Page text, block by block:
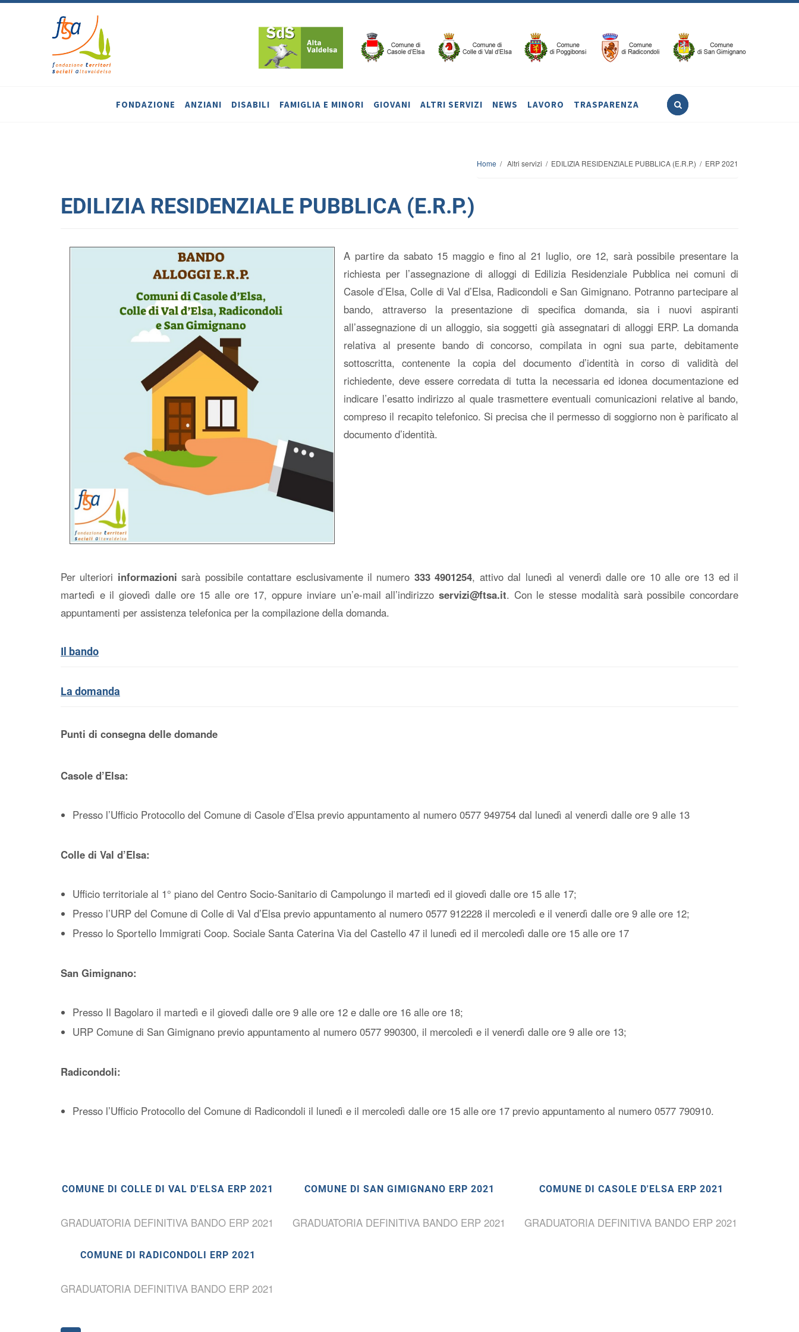
FONDAZIONE ANZIANI DISABILI FAMIGLIA E MINORI GIOVANI ALTRI SERVIZI NEWS LAVORO TRASPARENZA
Home / Altri servizi / EDILIZIA RESIDENZIALE PUBBLICA (E.R.P.) / ERP 2021
EDILIZIA RESIDENZIALE PUBBLICA (E.R.P.)
A partire da sabato 15 maggio e fino al 21 luglio, ore 12, sarà possibile presentare la
richiesta per l’assegnazione di alloggi di Edilizia Residenziale Pubblica nei comuni di
Casole d’Elsa, Colle di Val d’Elsa, Radicondoli e San Gimignano. Potranno partecipare al
bando, attraverso la presentazione di specifica domanda, sia i nuovi aspiranti
all’assegnazione di un alloggio, sia soggetti già assegnatari di alloggi ERP. La domanda
relativa al presente bando di concorso, compilata in ogni sua parte, debitamente
sottoscritta, contenente la copia del documento d’identità in corso di validità del
richiedente, deve essere corredata di tutta la necessaria ed idonea documentazione ed
indicare l’esatto indirizzo al quale trasmettere eventuali comunicazioni relative al bando,
compreso il recapito telefonico. Si precisa che il permesso di soggiorno non è parificato al
documento d’identità.
Per ulteriori informazioni sarà possibile contattare esclusivamente il numero 333 4901254, attivo dal lunedì al venerdì dalle ore 10 alle ore 13 ed il
martedì e il giovedì dalle ore 15 alle ore 17, oppure inviare un’e-mail all’indirizzo servizi@ftsa.it. Con le stesse modalità sarà possibile concordare
appuntamenti per assistenza telefonica per la compilazione della domanda.
Il bando
La domanda
Punti di consegna delle domande
Casole d’Elsa:
Presso l’Ufficio Protocollo del Comune di Casole d’Elsa previo appuntamento al numero 0577 949754 dal lunedì al venerdì dalle ore 9 alle 13
Colle di Val d’Elsa:
Ufficio territoriale al 1° piano del Centro Socio-Sanitario di Campolungo il martedì ed il giovedì dalle ore 15 alle 17;
Presso l’URP del Comune di Colle di Val d’Elsa previo appuntamento al numero 0577 912228 il mercoledì e il venerdì dalle ore 9 alle ore 12;
Presso lo Sportello Immigrati Coop. Sociale Santa Caterina Via del Castello 47 il lunedì ed il mercoledì dalle ore 15 alle ore 17
San Gimignano:
Presso Il Bagolaro il martedì e il giovedì dalle ore 9 alle ore 12 e dalle ore 16 alle ore 18;
URP Comune di San Gimignano previo appuntamento al numero 0577 990300, il mercoledì e il venerdì dalle ore 9 alle ore 13;
Radicondoli:
Presso l’Ufficio Protocollo del Comune di Radicondoli il lunedì e il mercoledì dalle ore 15 alle ore 17 previo appuntamento al numero 0577 790910.
COMUNE DI COLLE DI VAL D'ELSA ERP 2021
GRADUATORIA DEFINITIVA BANDO ERP 2021
COMUNE DI SAN GIMIGNANO ERP 2021
GRADUATORIA DEFINITIVA BANDO ERP 2021
COMUNE DI CASOLE D'ELSA ERP 2021
GRADUATORIA DEFINITIVA BANDO ERP 2021
COMUNE DI RADICONDOLI ERP 2021
GRADUATORIA DEFINITIVA BANDO ERP 2021